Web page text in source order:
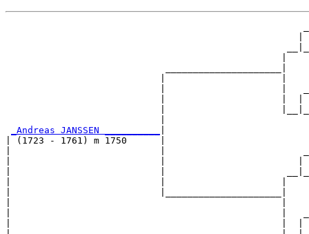
_Andreas JANSSEN __________
| (1723 - 1761) m 1750      |